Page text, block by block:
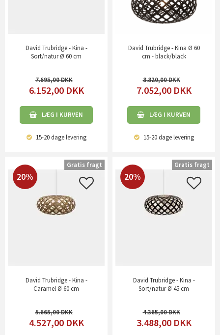
David Trubridge - Kina -
Sort/natur Ø 60 cm
7.695,00
6.152,00 DKK
LÆG I KURVEN
15-20 dagelevering
David Trubridge - Kina Ø 60
cm - black/black
8.820,00
7.052,00 DKK
LÆG I KURVEN
15-20 dagelevering
20%
David Trubridge - Kina -
Caramel Ø 60 cm
5.665,00
4.527,00 DKK
Gratis fragt
20%
David Trubridge - Kina -
Sort/natur Ø 45 cm
4.365,00
3.488,00 DKK
Gratis fragt